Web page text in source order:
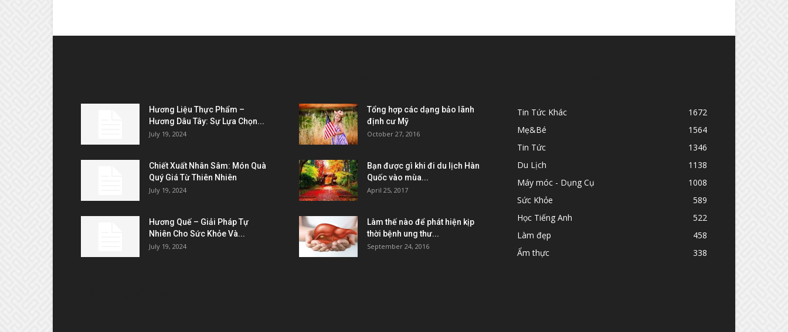
Hương Liệu Thực Phẩm –
Hương Dâu Tây: Sự Lựa Chọn...
July 19, 2024
Chiết Xuất Nhân Sâm: Món Quà
Quý Giá Từ Thiên Nhiên
July 19, 2024
Hương Quế – Giải Pháp Tự
Nhiên Cho Sức Khỏe Và...
July 19, 2024
Tổng hợp các dạng bảo lãnh
định cư Mỹ
October 27, 2016
Bạn được gì khi đi du lịch Hàn
Quốc vào mùa...
April 25, 2017
Làm thế nào để phát hiện kịp
thời bệnh ung thư...
September 24, 2016
Tin Tức Khác
1672
Mẹ&Bé
1564
Tin Tức
1346
Du Lịch
1138
Máy móc - Dụng Cụ
1008
Sức Khỏe
589
Học Tiếng Anh
522
Làm đẹp
458
Ẩm thực
338